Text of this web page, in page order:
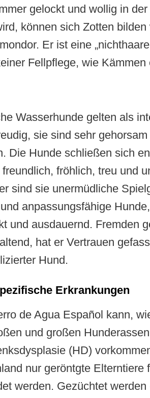
gelockt und wollig in
können sich Zotten
Er ist eine
Fellpflege, wie
Wasserhunde gelten als
sie sind sehr
Die Hunde schließen sich
fröhlich, treu und
sind sie unermüdliche
anpassungsfähige
und ausdauernd. Fremden
hat er Vertrauen
Hund.
Erkrankungen
de Agua Español kann,
und großen
(HD)
nur geröntgte Elterntiere
werden. Gezüchtet